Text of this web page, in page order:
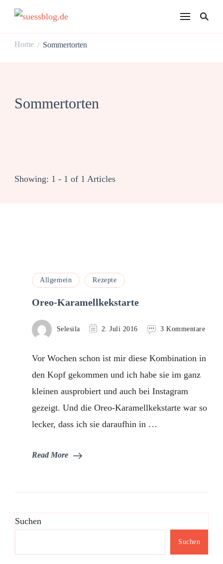
Home / Sommertorten
Sommertorten
Showing: 1 - 1 of 1 Articles
Allgemein Rezepte
Oreo-Karamellkekstarte
Selesila 2. Juli 2016 3 Kommentarezu
Vor Wochen schon ist mir diese Kombination in
den Kopf gekommen und ich habe sie im ganz
kleinen ausprobiert und auch bei Instagram
gezeigt. Und die Oreo-Karamellkekstarte war so
lecker, dass ich sie daraufhin in …
Read More
Suchen
Suchen